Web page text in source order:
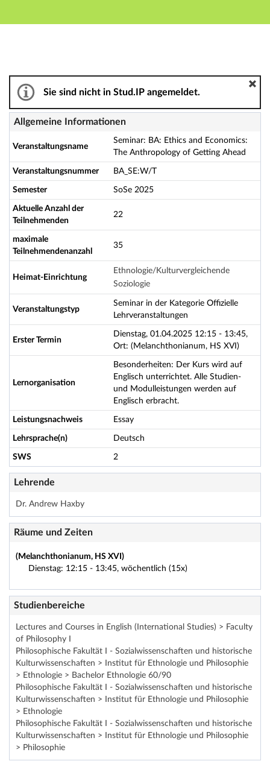
Hauptnavigation
Seminar: BA: Ethics and Economics: The
Sie sind nicht in Stud.IP angemeldet.
Allgemeine Informationen
Veranstaltungsname
Seminar: BA: Ethics and Economics:
The Anthropology of Getting Ahead
Veranstaltungsnummer BA_SE:W/T
Semester SoSe 2025
Aktuelle Anzahl der
Teilnehmenden
22
maximale
Teilnehmendenanzahl
35
Heimat-Einrichtung
Ethnologie/Kulturvergleichende
Soziologie
Veranstaltungstyp
Seminar in der Kategorie Offizielle
Lehrveranstaltungen
Erster Termin
Dienstag, 01.04.2025 12:15 - 13:45,
Ort: (Melanchthonianum, HS XVI)
Lernorganisation
Besonderheiten: Der Kurs wird auf
Englisch unterrichtet. Alle Studien-
und Modulleistungen werden auf
Englisch erbracht.
Leistungsnachweis Essay
Lehrsprache(n) Deutsch
SWS 2
Lehrende
Dr. Andrew Haxby
Räume und Zeiten
(Melanchthonianum, HS XVI)
Dienstag: 12:15 - 13:45, wöchentlich (15x)
Studienbereiche
Lectures and Courses in English (International Studies) > Faculty
of Philosophy I
Philosophische Fakultät I - Sozialwissenschaften und historische
Kulturwissenschaften > Institut für Ethnologie und Philosophie
> Ethnologie > Bachelor Ethnologie 60/90
Philosophische Fakultät I - Sozialwissenschaften und historische
Kulturwissenschaften > Institut für Ethnologie und Philosophie
> Ethnologie
Philosophische Fakultät I - Sozialwissenschaften und historische
Kulturwissenschaften > Institut für Ethnologie und Philosophie
> Philosophie